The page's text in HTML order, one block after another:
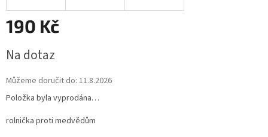
190 Kč
cena:
Na dotaz
Můžeme doručit do: 11.8.2026
Položka byla vyprodána…
rolnička proti medvědům